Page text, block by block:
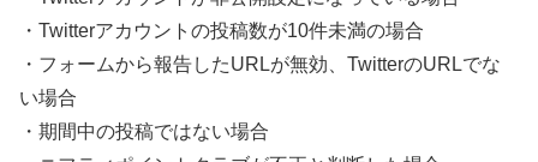
・Twitterアカウントの投稿数が10件未満の場合
・フォームから報告したURLが無効、TwitterのURLでな
い場合
・期間中の投稿ではない場合